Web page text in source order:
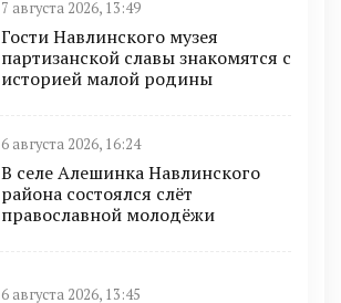
7 августа 2026, 13:49
Гости Навлинского музея
партизанской славы знакомятся с
историей малой родины
6 августа 2026, 16:24
В селе Алешинка Навлинского
района состоялся слёт
православной молодёжи
6 августа 2026, 13:45